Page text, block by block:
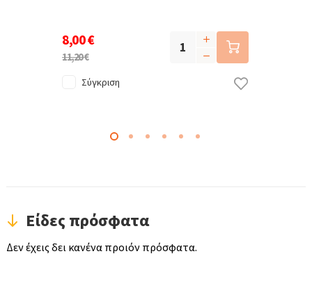
8,00 €
11,20 €
Σύγκριση
Είδες πρόσφατα
Δεν έχεις δει κανένα προιόν πρόσφατα.